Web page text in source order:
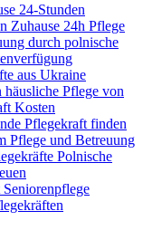
24-Stunden
Zuhause 24h Pflege
durch polnische
aus Ukraine
häusliche Pflege von
Kosten
Pflegekraft finden
Pflege und Betreuung
Polnische
Seniorenpflege